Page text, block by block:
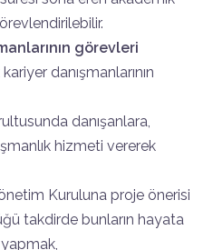
görevleri
danışmanlarının
danışanlara,
hizmeti vererek
Kuruluna proje önerisi
takdirde bunların hayata